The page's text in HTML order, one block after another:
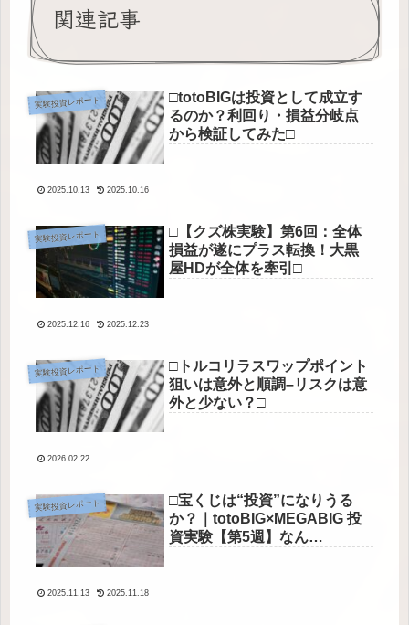
関連記事
実験投資レポート
□totoBIGは投資として成立す
るのか？利回り・損益分岐点
から検証してみた□
2025.10.13 2025.10.16
実験投資レポート
□【クズ株実験】第6回：全体
損益が遂にプラス転換！大黒
屋HDが全体を牽引□
2025.12.16 2025.12.23
実験投資レポート
□トルコリラスワップポイント
狙いは意外と順調–リスクは意
外と少ない？□
2026.02.22
実験投資レポート
□宝くじは“投資”になりうる
か？｜totoBIG×MEGABIG 投
資実験【第5週】なん
2025.11.13 2025.11.18